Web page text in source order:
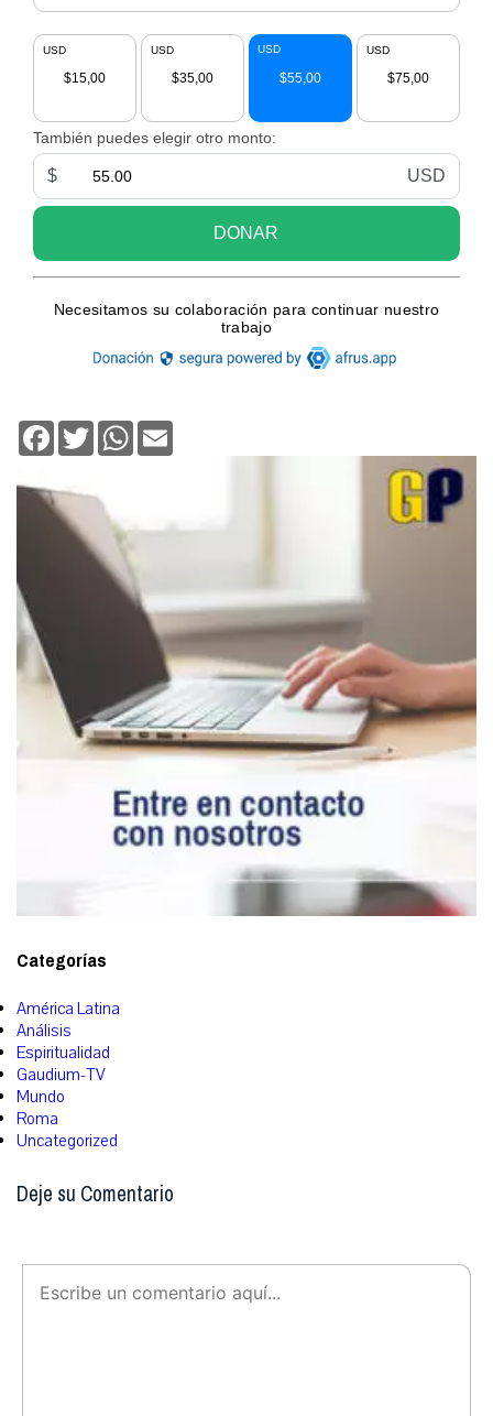
Facebook
TwitterWhatsApp
Categorías
América Latina
Análisis
Espiritualidad
Gaudium-TV
Mundo
Roma
Uncategorized
Deje su Comentario